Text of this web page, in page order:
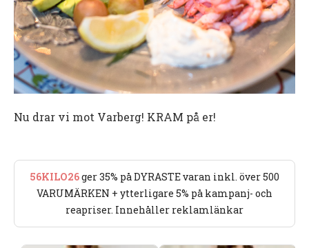
Nu drar vi mot Varberg! KRAM på er!
56KILO26ger 35% på DYRASTE varan inkl. över 500
VARUMÄRKEN + ytterligare 5% på kampanj- och
reapriser. Innehåller reklamlänkar